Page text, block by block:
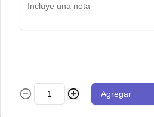
Nachos
carne
Agregar